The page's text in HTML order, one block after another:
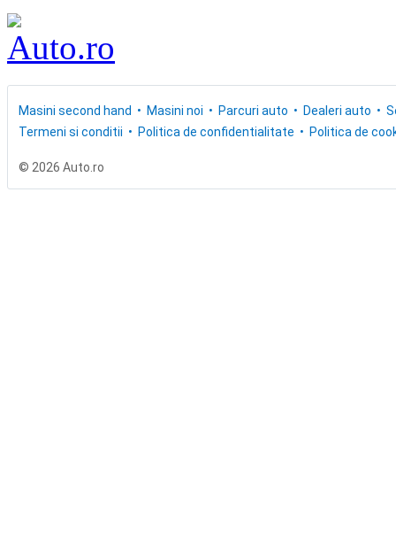
Masini second hand Masini noi Parcuri auto Dealeri auto
Termeni si conditii
Politica de confidentialitate Politica de
© 2026 Auto.ro